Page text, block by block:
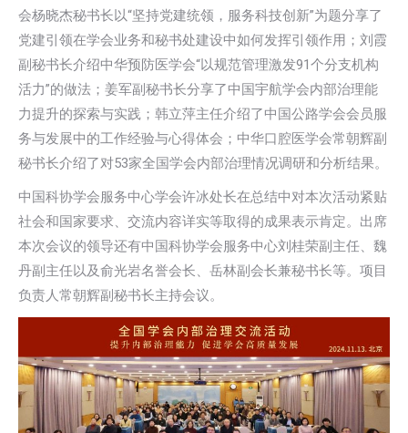
会杨晓杰秘书长以“坚持党建统领，服务科技创新”为题分享了
党建引领在学会业务和秘书处建设中如何发挥引领作用；刘霞
副秘书长介绍中华预防医学会“以规范管理激发91个分支机构
活力”的做法；姜军副秘书长分享了中国宇航学会内部治理能
力提升的探索与实践；韩立萍主任介绍了中国公路学会会员服
务与发展中的工作经验与心得体会；中华口腔医学会常朝辉副
秘书长介绍了对53家全国学会内部治理情况调研和分析结果。
中国科协学会服务中心学会许冰处长在总结中对本次活动紧贴
社会和国家要求、交流内容详实等取得的成果表示肯定。出席
本次会议的领导还有中国科协学会服务中心刘桂荣副主任、魏
丹副主任以及俞光岩名誉会长、岳林副会长兼秘书长等。项目
负责人常朝辉副秘书长主持会议。